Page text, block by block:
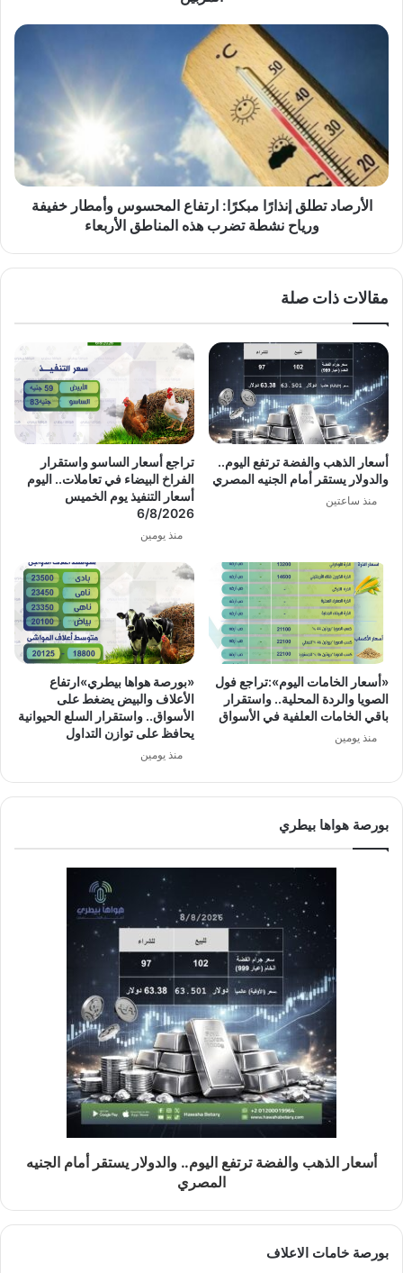
وكورن
الأرصاد
المحسوس
وأمطار
خفيفة
ورياح
نشطةالأرصاد تطلق إنذارًا مبكرًا: ارتفاع المحسوس وأمطار خفيفة
ورياح نشطة تضرب هذه المناطق الأربعاء
مقالات ذات صلة
أسعار الذهب والفضة ترتفع اليوم..
والدولار يستقر أمام الجنيه المصري
منذ ساعتين
تراجع أسعار الساسو واستقرار
الفراخ البيضاء في تعاملات.. اليوم
أسعار التنفيذ يوم الخميس
6/8/2026
منذ يومين
«أسعار الخامات اليوم»:تراجع فول
الصويا والردة المحلية.. واستقرار
باقي الخامات العلفية في الأسواق
منذ يومين
«بورصة هواها بيطري»ارتفاع
الأعلاف والبيض يضغط على
الأسواق.. واستقرار السلع الحيوانية
يحافظ على توازن التداول
منذ يومين
بورصة هواها بيطري
أسعار الذهب والفضة ترتفع اليوم.. والدولار يستقر أمام الجنيه
المصري
بورصة خامات الاعلاف